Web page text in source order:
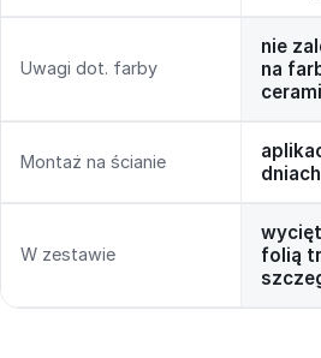
Uwagi dot. farby
nie
na
Montaż na ścianie
W zestawie
folią